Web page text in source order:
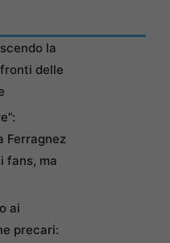
la
delle
Ferragnez
fans, ma
ai
precari: